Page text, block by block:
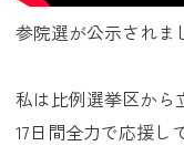
参院選が公示されま
私は比例選挙区から
17日間全力で応援し